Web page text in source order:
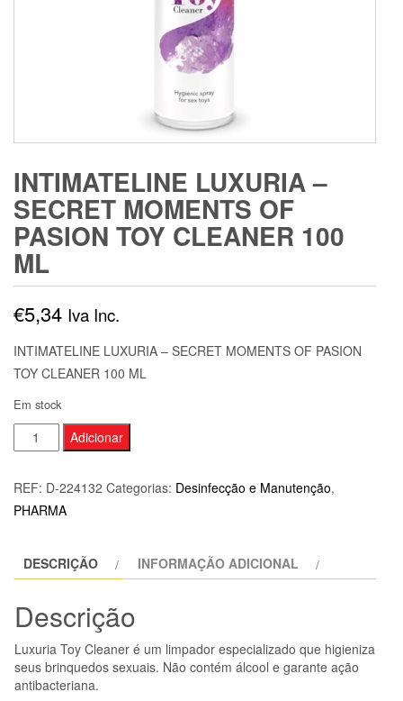
INTIMATELINE LUXURIA –
SECRET MOMENTS OF
PASION TOY CLEANER 100
ML
€5,34 Iva Inc.
INTIMATELINE LUXURIA – SECRET MOMENTS OF PASION
TOY CLEANER 100 ML
Em stock
Quantidade
de
INTIMATELINE
LUXURIA
MOMENTS
PASION
CLEANER
100
Adicionar
REF: D-224132 Categorias: Desinfecção e Manutenção,
PHARMA
DESCRIÇÃO INFORMAÇÃO ADICIONAL
Descrição
Luxuria Toy Cleaner é um limpador especializado que higieniza
seus brinquedos sexuais. Não contém álcool e garante ação
antibacteriana.